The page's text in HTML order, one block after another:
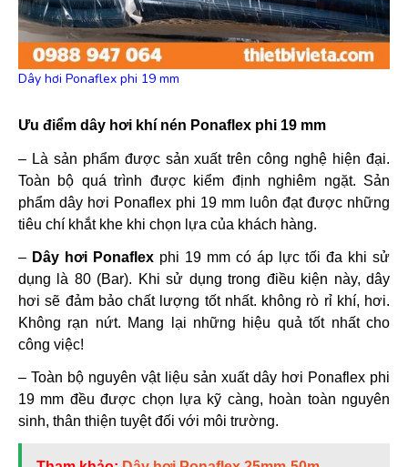
Dây hơi Ponaflex phi 19 mm
Ưu điểm dây hơi khí nén Ponaflex phi 19 mm
– Là sản phẩm được sản xuất trên công nghệ hiện đại.
Toàn bộ quá trình được kiểm định nghiêm ngặt. Sản
phẩm dây hơi Ponaflex phi 19 mm luôn đạt được những
tiêu chí khắt khe khi chọn lựa của khách hàng.
– Dây hơi Ponaflex phi 19 mm có áp lực tối đa khi sử
dụng là 80 (Bar). Khi sử dụng trong điều kiện này, dây
hơi sẽ đảm bảo chất lượng tốt nhất. không rò rỉ khí, hơi.
Không rạn nứt. Mang lại những hiệu quả tốt nhất cho
công việc!
– Toàn bộ nguyên vật liệu sản xuất dây hơi Ponaflex phi
19 mm đều được chọn lựa kỹ càng, hoàn toàn nguyên
sinh, thân thiện tuyệt đối với môi trường.